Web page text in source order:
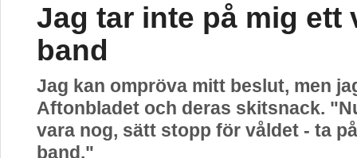
Jag tar inte på mig ett
band
Jag kan ompröva mitt beslut, men
Aftonbladet och deras skitsnack.
vara nog, sätt stopp för våldet - ta
band."